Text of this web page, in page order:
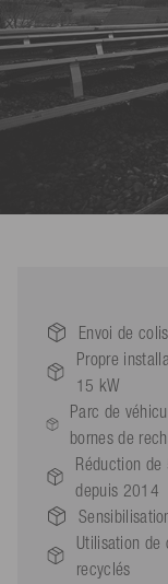
Envoi de
Propre
15 kW
Parc de
bornes de
Réduction
depuis 2014
Utilisation de
recyclés